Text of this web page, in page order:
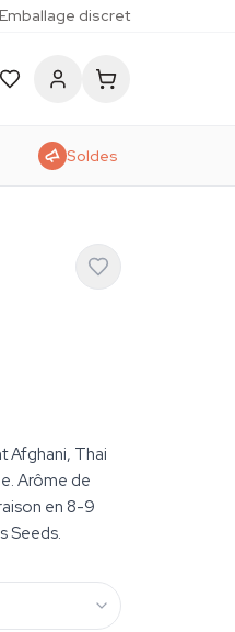
Emballage discret
Soldes
Afghani, Thai
Arôme de
en 8-9
Seeds.